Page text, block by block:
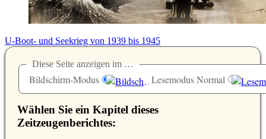
U-Boot- und Seekrieg von 1939 bis 1945
Diese Seite anzeigen im …
Bildschirm-Modus Lesemodus Normal
Wählen Sie ein Kapitel dieses
Zeitzeugenberichtes: